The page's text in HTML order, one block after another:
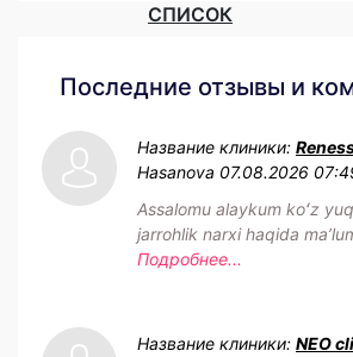
СПИСОК
Последние отзывы и
Название клиники:
Hasanova 07.08.2026
Assalomu alaykum koʻz
jarrohlik narxi haqida
Подробнее...
Название клиники: NEO